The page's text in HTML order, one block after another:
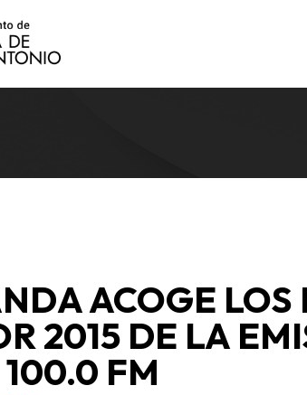
ACOGE LOS
2015 DE LA
FM